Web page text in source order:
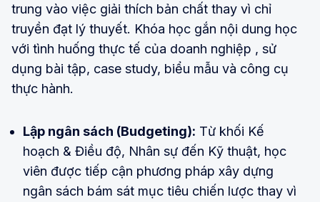
trung vào việc giải thích bản chất thay vì chỉ
truyền đạt lý thuyết. Khóa học gắn nội dung học
với tình huống thực tế của doanh nghiệp , sử
dụng bài tập, case study, biểu mẫu và công cụ
thực hành.
Lập ngân sách (Budgeting): Từ khối Kế
hoạch & Điều độ, Nhân sự đến Kỹ thuật, học
viên được tiếp cận phương pháp xây dựng
ngân sách bám sát mục tiêu chiến lược thay vì